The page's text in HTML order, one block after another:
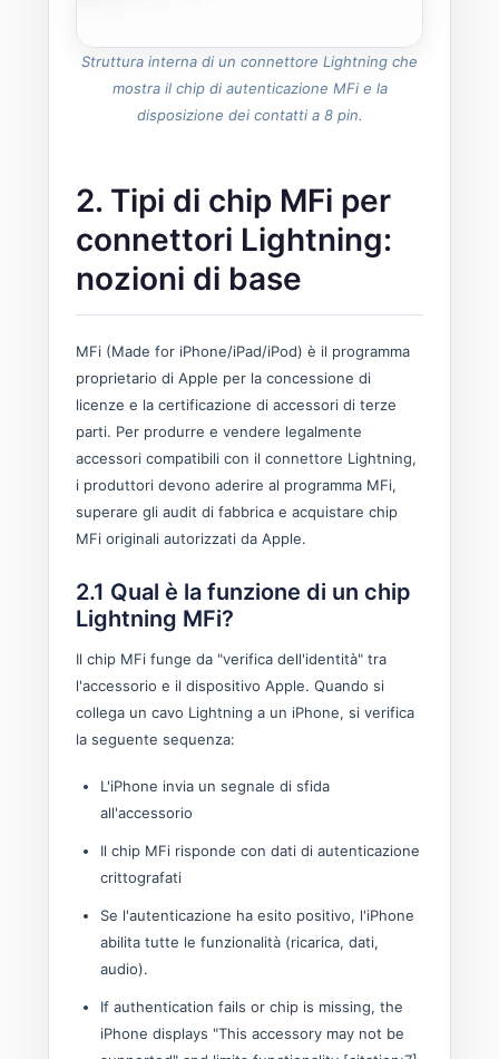
Struttura interna di un connettore Lightning che
mostra il chip di autenticazione MFi e la
disposizione dei contatti a 8 pin.
2. Tipi di chip MFi per
connettori Lightning:
nozioni di base
MFi (Made for iPhone/iPad/iPod) è il programma
proprietario di Apple per la concessione di
licenze e la certificazione di accessori di terze
parti. Per produrre e vendere legalmente
accessori compatibili con il connettore Lightning,
i produttori devono aderire al programma MFi,
superare gli audit di fabbrica e acquistare chip
MFi originali autorizzati da Apple.
2.1 Qual è la funzione di un chip
Lightning MFi?
Il chip MFi funge da "verifica dell'identità" tra
l'accessorio e il dispositivo Apple. Quando si
collega un cavo Lightning a un iPhone, si verifica
la seguente sequenza:
L'iPhone invia un segnale di sfida
all'accessorio
Il chip MFi risponde con dati di autenticazione
crittografati
Se l'autenticazione ha esito positivo, l'iPhone
abilita tutte le funzionalità (ricarica, dati,
audio).
If authentication fails or chip is missing, the
iPhone displays "This accessory may not be